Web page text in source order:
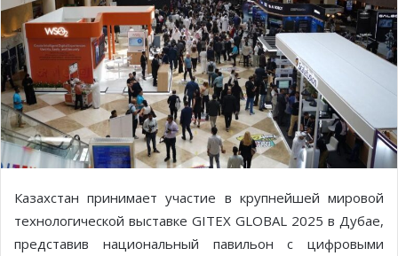
Казахстан принимает участие в крупнейшей мировой
технологической выставке GITEX GLOBAL 2025 в Дубае,
представив национальный павильон с цифровыми